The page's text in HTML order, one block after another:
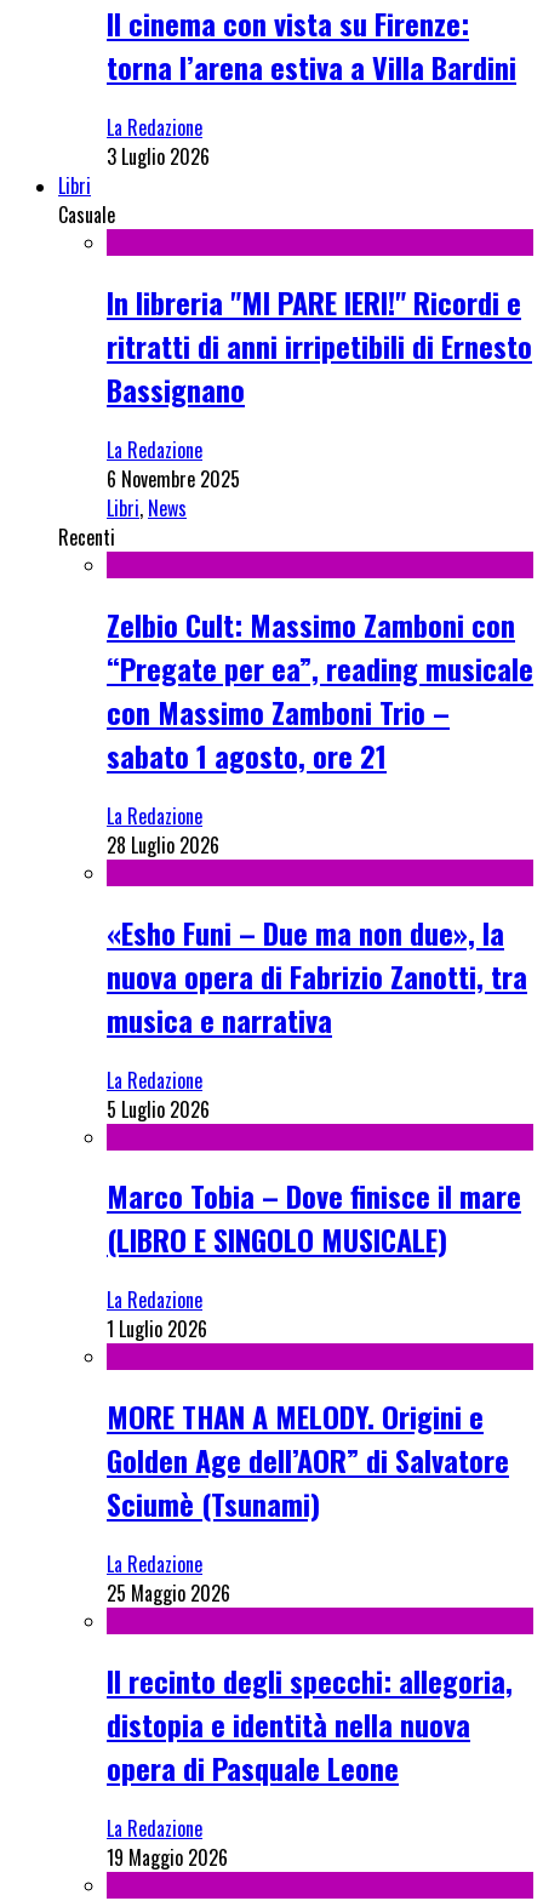
Il cinema con vista su Firenze:
torna l’arena estiva a Villa Bardini
La Redazione
3 Luglio 2026
Libri
Casuale
In libreria "MI PARE IERI!" Ricordi e
ritratti di anni irripetibili di Ernesto
Bassignano
La Redazione
6 Novembre 2025
Libri, News
Recenti
Zelbio Cult: Massimo Zamboni con
“Pregate per ea”, reading musicale
con Massimo Zamboni Trio –
sabato 1 agosto, ore 21
La Redazione
28 Luglio 2026
«Esho Funi – Due ma non due», la
nuova opera di Fabrizio Zanotti, tra
musica e narrativa
La Redazione
5 Luglio 2026
Marco Tobia – Dove finisce il mare
(LIBRO E SINGOLO MUSICALE)
La Redazione
1 Luglio 2026
MORE THAN A MELODY. Origini e
Golden Age dell’AOR” di Salvatore
Sciumè (Tsunami)
La Redazione
25 Maggio 2026
Il recinto degli specchi: allegoria,
distopia e identità nella nuova
opera di Pasquale Leone
La Redazione
19 Maggio 2026